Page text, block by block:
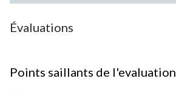
Évaluations
Points saillants de l'evaluation